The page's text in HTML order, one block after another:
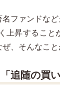
ファンドな
上昇するこ
、そんなこ
追随の買い